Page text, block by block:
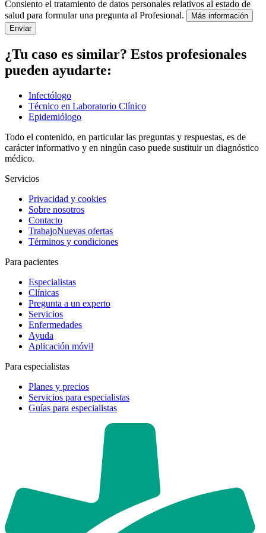
Consiento el tratamiento de datos personales relativos al estado de
salud para formular una pregunta al Profesional.
Más información
Enviar
¿Tu caso es similar? Estos profesionales
pueden ayudarte:
Infectólogo
Técnico en Laboratorio Clínico
Epidemiólogo
Todo el contenido, en particular las preguntas y respuestas, es de
carácter informativo y en ningún caso puede sustituir un diagnóstico
médico.
Servicios
Privacidad y cookies
Sobre nosotros
Contacto
TrabajoNuevas ofertas
Términos y condiciones
Para pacientes
Especialistas
Clínicas
Pregunta a un experto
Servicios
Enfermedades
Ayuda
Aplicación móvil
Para especialistas
Planes y precios
Servicios para especialistas
Guías para especialistas